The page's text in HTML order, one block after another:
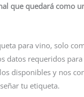
que quedará como
para vino, solo
datos requeridos
disponibles y nos
tu etiqueta.